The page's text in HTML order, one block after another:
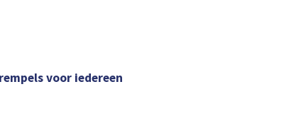
voor iedereen